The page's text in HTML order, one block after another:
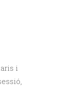
i